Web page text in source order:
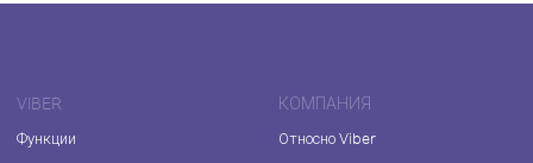
VIBER
Функции
КОМПАНИЯ
Относно Viber